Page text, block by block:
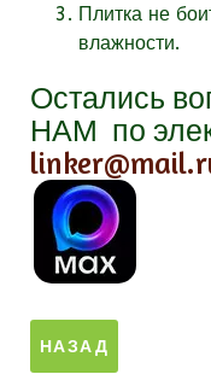
Плитка не
влажности.
Остались
НАМ по